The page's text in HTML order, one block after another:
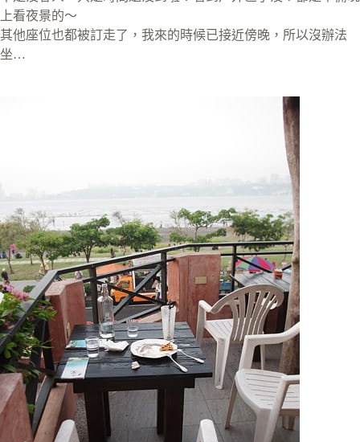
上看夜景的～
其他座位也都被訂走了，我來的時候已接近傍晚，所以沒辦法
坐…